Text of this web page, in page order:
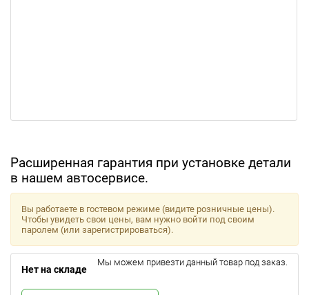
Расширенная гарантия при установке детали
в нашем автосервисе.
Вы работаете в гостевом режиме (видите розничные цены).
Чтобы увидеть свои цены, вам нужно войти под своим
паролем (или зарегистрироваться).
Нет на складе
Мы можем привезти данный товар под заказ.